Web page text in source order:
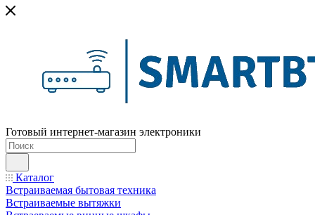
Готовый интернет-магазин электроники
Каталог
Встраиваемая бытовая техника
Встраиваемые вытяжки